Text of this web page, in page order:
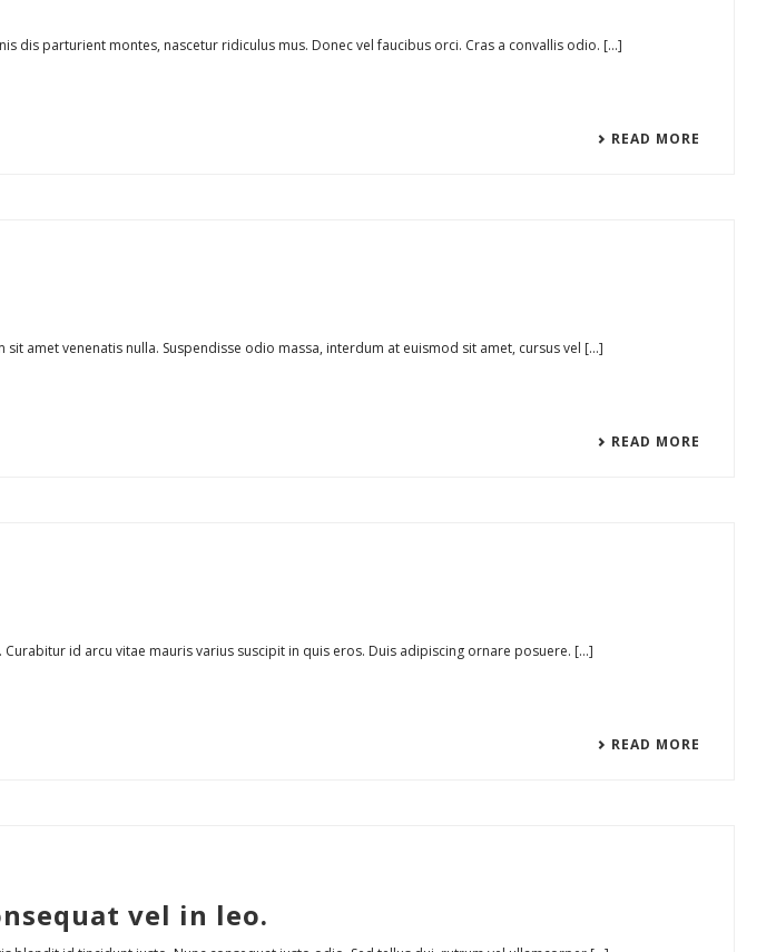
parturient montes, nascetur ridiculus mus. Donec vel faucibus orci. Cras a convallis odio. [...]
READ MORE
amet venenatis nulla. Suspendisse odio massa, interdum at euismod sit amet, cursus vel [...]
READ MORE
id arcu vitae mauris varius suscipit in quis eros. Duis adipiscing ornare posuere. [...]
READ MORE
vel in leo.